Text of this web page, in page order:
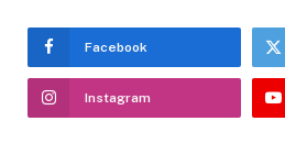
Facebook
Instagram